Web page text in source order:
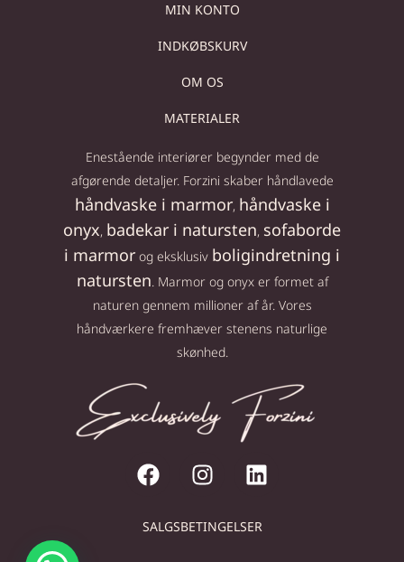
MIN KONTO
INDKØBSKURV
OM OS
MATERIALER
Enestående interiører begynder med de
afgørende detaljer. Forzini skaber håndlavede
håndvaske i marmor, håndvaske i
onyx, badekar i natursten, sofaborde
i marmor og eksklusiv boligindretning i
natursten. Marmor og onyx er formet af
naturen gennem millioner af år. Vores
håndværkere fremhæver stenens naturlige
skønhed.
SALGSBETINGELSER